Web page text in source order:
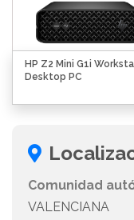
HP Z2 Mini G1i
Desktop PC
Comunidad
VALENCIANA